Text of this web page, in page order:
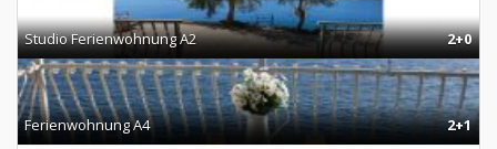
Studio Ferienwohnung A2 2+0
Ferienwohnung A4 2+1